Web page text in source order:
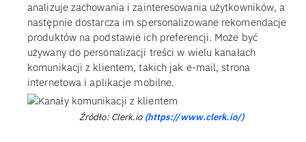
analizuje zachowania i zainteresowania użytkowników, a
następnie dostarcza im spersonalizowane rekomendacje
produktów na podstawie ich preferencji. Może być
używany do personalizacji treści w wielu kanałach
komunikacji z klientem, takich jak e-mail, strona
internetowa i aplikacje mobilne.
Źródło: Clerk.io (https://www.clerk.io/)